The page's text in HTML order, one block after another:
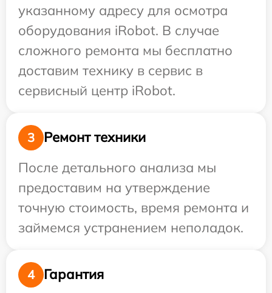
указанному адресу для осмотра
оборудования iRobot. В случае
сложного ремонта мы бесплатно
доставим технику в сервис в
сервисный центр iRobot.
3
Ремонт техники
После детального анализа мы
предоставим на утверждение
точную стоимость, время ремонта и
займемся устранением неполадок.
4
Гарантия